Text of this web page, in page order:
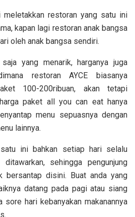
meletakkan restoran yang satu ini
kapan lagi restoran anak bangsa
oleh anak bangsa sendiri.
yang menarik, harganya juga
restoran AYCE biasanya
100-200ribuan, akan tetapi
paket all you can eat hanya
menu sepuasnya dengan
lainnya.
ini bahkan setiap hari selalu
sehingga pengunjung
bersantap disini. Buat anda yang
datang pada pagi atau siang
sore hari kebanyakan makanannya